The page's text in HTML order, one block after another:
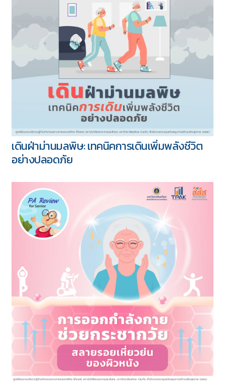
เดินฝ่าม่านมลพิษ: เทคนิคการเดินเพิ่มพลังชีวิต
อย่างปลอดภัย